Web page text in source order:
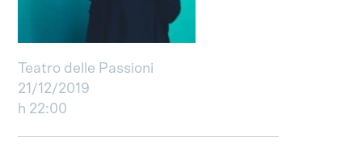
Teatro delle Passioni
21/12/2019
h 22:00